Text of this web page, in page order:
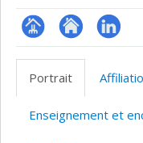
Page Site
l’unité
LinkedIn
Portrait
Enseignement et